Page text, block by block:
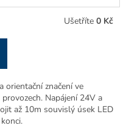
Ušetříte 0 Kč
orientační značení ve
Napájení 24V a
až 10m souvislý úsek LED